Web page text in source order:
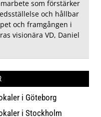
som förstärker
och hållbar
och framgången i
visionära VD, Daniel
i Göteborg
i Stockholm